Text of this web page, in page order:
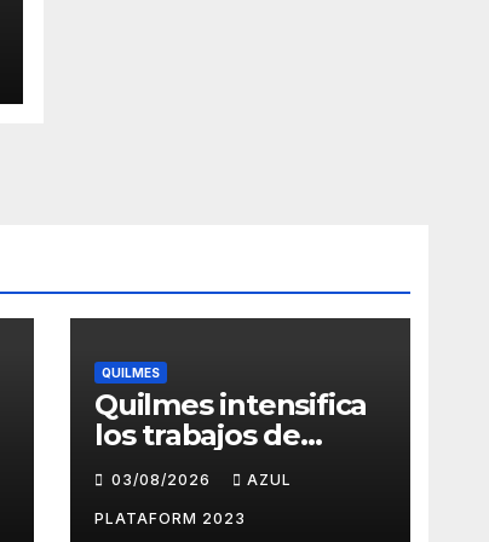
QUILMES
Quilmes intensifica
los trabajos de
bacheo en distintos
barrios
03/08/2026 AZUL
PLATAFORM 2023